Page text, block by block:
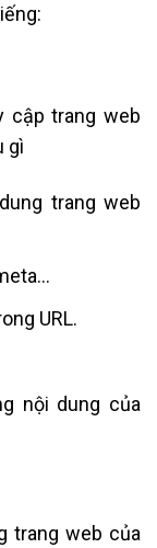
cập trang web
gì
trang web
URL.
nội dung của
trang web của